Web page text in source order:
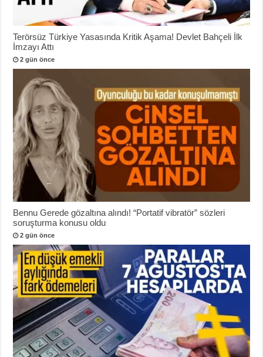
Terörsüz Türkiye Yasasında Kritik Aşama! Devlet Bahçeli İlk
İmzayı Attı
2 gün önce
Bennu Gerede gözaltına alındı! “Portatif vibratör” sözleri
soruşturma konusu oldu
2 gün önce